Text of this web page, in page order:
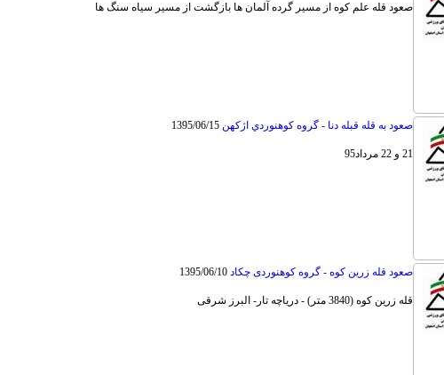
صعود قله علم کوه از مسیر گرده آلمان ها بازگشت از مسیر سیاه سنگ ها
صعود به قله قبله دنا - گروه كوهنوردي اژكهن 1395/06/15
21 و 22 مرداد95
صعود قله زرین کوه - گروه کوهنوردی چکاد 1395/06/10
قله زرین کوه (3840 متر) - دریاچه تار- البرز شرقی